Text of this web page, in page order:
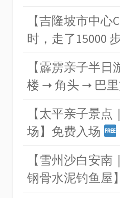
【吉隆坡市中心
时，走了15000
【霹雳亲子半
楼 ➝ 角头 ➝ 巴
【太平亲子景
场】免费入场
【雪州沙白安
钢骨水泥钓鱼屋